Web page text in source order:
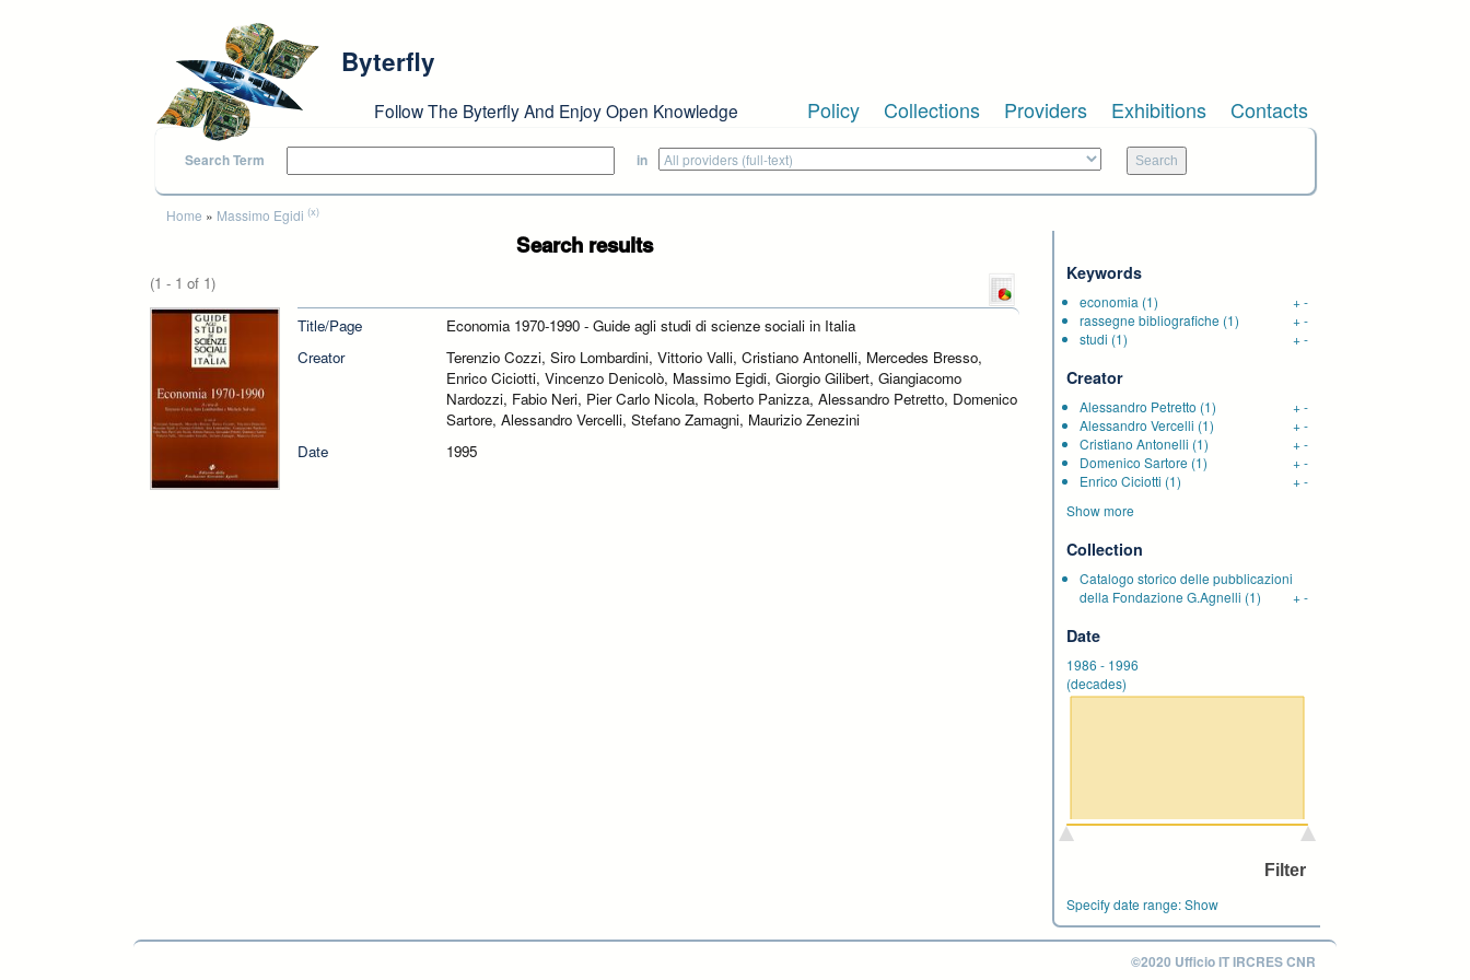
Byterfly
Follow The Byterfly And Enjoy Open Knowledge Policy Collections Providers Exhibitions Contacts
Search Term in
You are here
Home » Massimo Egidi (x)
Search results
(1 - 1 of 1)
Title/Page
Economia 1970-1990 - Guide agli studi di scienze sociali in Italia
Creator
Terenzio Cozzi, Siro Lombardini, Vittorio Valli, Cristiano Antonelli, Mercedes Bresso,
Enrico Ciciotti, Vincenzo Denicolò, Massimo Egidi, Giorgio Gilibert, Giangiacomo
Nardozzi, Fabio Neri, Pier Carlo Nicola, Roberto Panizza, Alessandro Petretto, Domenico
Sartore, Alessandro Vercelli, Stefano Zamagni, Maurizio Zenezini
Date
1995
Keywords
economia (1) +-
rassegne bibliografiche (1) +-
studi (1) +-
Creator
Alessandro Petretto (1) +-
Alessandro Vercelli (1) +-
Cristiano Antonelli (1) +-
Domenico Sartore (1) +-
Enrico Ciciotti (1) +-
Show more
Collection
Catalogo storico delle pubblicazioni
della Fondazione G.Agnelli (1) +-
Date
1986 - 1996
(decades)
Specify date range:Show
©2020 Ufficio IT IRCRES CNR